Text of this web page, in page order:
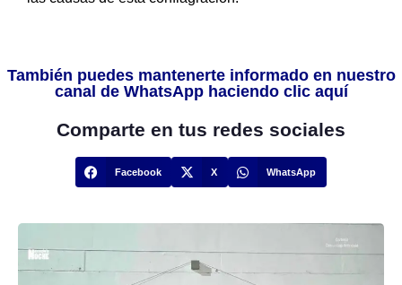
También puedes mantenerte informado en nuestro
canal de WhatsApp haciendo clic aquí
Comparte en tus redes sociales
Facebook X WhatsApp